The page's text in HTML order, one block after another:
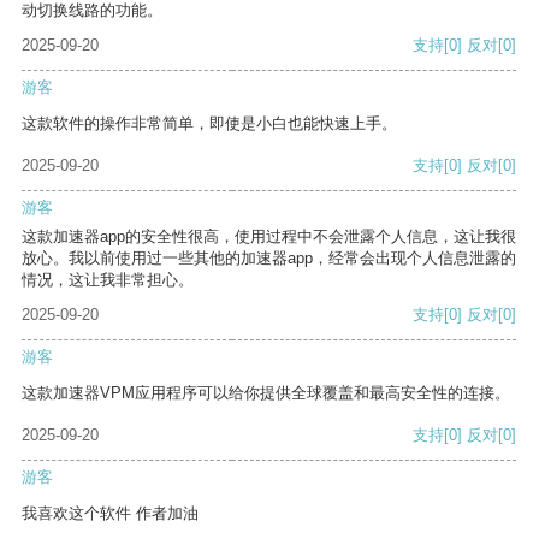
动切换线路的功能。
2025-09-20
支持[0] 反对[0]
游客
这款软件的操作非常简单，即使是小白也能快速上手。
2025-09-20 支持[0] 反对[0]
游客
这款加速器app的安全性很高，使用过程中不会泄露个人信息，这让我很
放心。我以前使用过一些其他的加速器app，经常会出现个人信息泄露的
情况，这让我非常担心。
2025-09-20
支持[0] 反对[0]
游客
这款加速器VPM应用程序可以给你提供全球覆盖和最高安全性的连接。
2025-09-20 支持[0] 反对[0]
游客
我喜欢这个软件 作者加油